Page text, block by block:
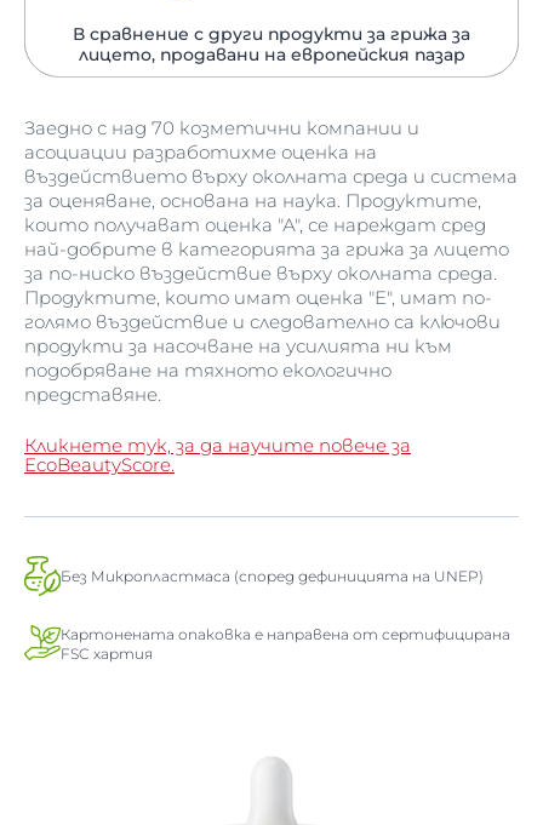
В сравнение с други продукти за грижа за
лицето, продавани на европейския пазар
Заедно с над 70 козметични компании и
асоциации разработихме оценка на
въздействието върху околната среда и система
за оценяване, основана на наука. Продуктите,
които получават оценка "А", се нареждат сред
най-добрите в категорията за грижа за лицето
за по-ниско въздействие върху околната среда.
Продуктите, които имат оценка "E", имат по-
голямо въздействие и следователно са ключови
продукти за насочване на усилията ни към
подобряване на тяхното екологично
представяне.
Кликнете тук, за да научите повече за
EcoBeautyScore.
Без Микропластмаса (според дефиницията на UNEP)
Картонената опаковка е направена от сертифицирана
FSC хартия